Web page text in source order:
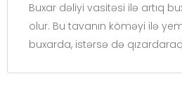
Buxar dəliyi vasitəsi ilə artıq
olur. Bu tavanın köməyi ilə
buxarda, istərsə də